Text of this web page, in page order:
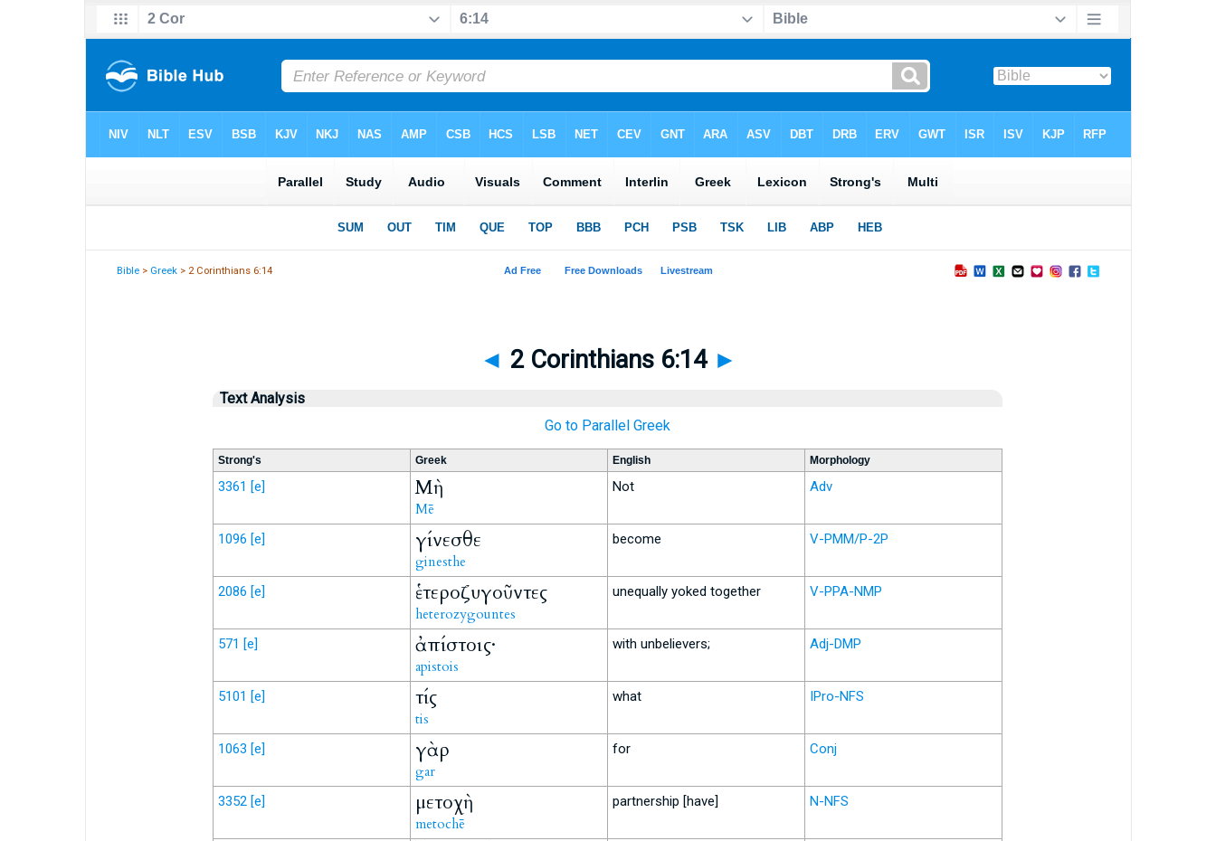
Bible > Greek > 2 Corinthians 6:14
◄ 2 Corinthians 6:14 ►
Text Analysis
Go to Parallel Greek
Strong's Greek English Morphology
3361 [e] Μὴ
Mē
Not Adv
1096 [e] γίνεσθε
ginesthe
become V-PMM/P-2P
2086 [e] ἑτεροζυγοῦντες
heterozygountes
unequally yoked together V-PPA-NMP
571 [e] ἀπίστοις·
apistois
with unbelievers; Adj-DMP
5101 [e] τίς
tis
what IPro-NFS
1063 [e] γὰρ
gar
for Conj
3352 [e] μετοχὴ
metochē
partnership [have] N-NFS